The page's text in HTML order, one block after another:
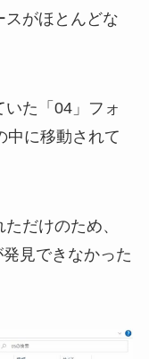
スがほとんどな
た「04」フォ
中に移動されて
だけのため、
見できなかった